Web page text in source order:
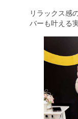
リラックス感
バーも叶える